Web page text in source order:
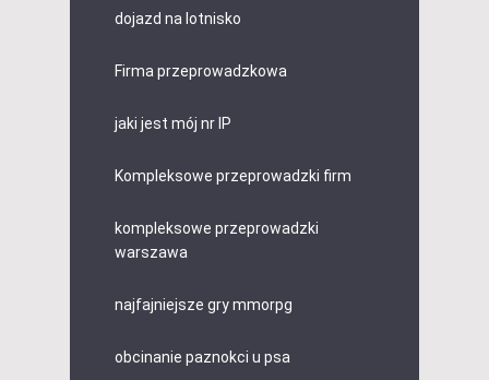
dojazd na lotnisko
Firma przeprowadzkowa
jaki jest mój nr IP
Kompleksowe przeprowadzki firm
kompleksowe przeprowadzki
warszawa
najfajniejsze gry mmorpg
obcinanie paznokci u psa